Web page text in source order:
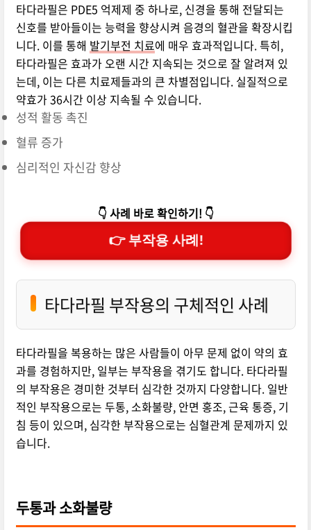
타다라필은 PDE5 억제제 중 하나로, 신경을 통해 전달되는
신호를 받아들이는 능력을 향상시켜 음경의 혈관을 확장시킵
니다. 이를 통해 발기부전 치료에 매우 효과적입니다. 특히,
타다라필은 효과가 오랜 시간 지속되는 것으로 잘 알려져 있
는데, 이는 다른 치료제들과의 큰 차별점입니다. 실질적으로
약효가 36시간 이상 지속될 수 있습니다.
성적 활동 촉진
혈류 증가
심리적인 자신감 향상
👇 사례 바로 확인하기! 👇
👉 부작용 사례!
타다라필 부작용의 구체적인 사례
타다라필을 복용하는 많은 사람들이 아무 문제 없이 약의 효
과를 경험하지만, 일부는 부작용을 겪기도 합니다. 타다라필
의 부작용은 경미한 것부터 심각한 것까지 다양합니다. 일반
적인 부작용으로는 두통, 소화불량, 안면 홍조, 근육 통증, 기
침 등이 있으며, 심각한 부작용으로는 심혈관계 문제까지 있
습니다.
두통과 소화불량